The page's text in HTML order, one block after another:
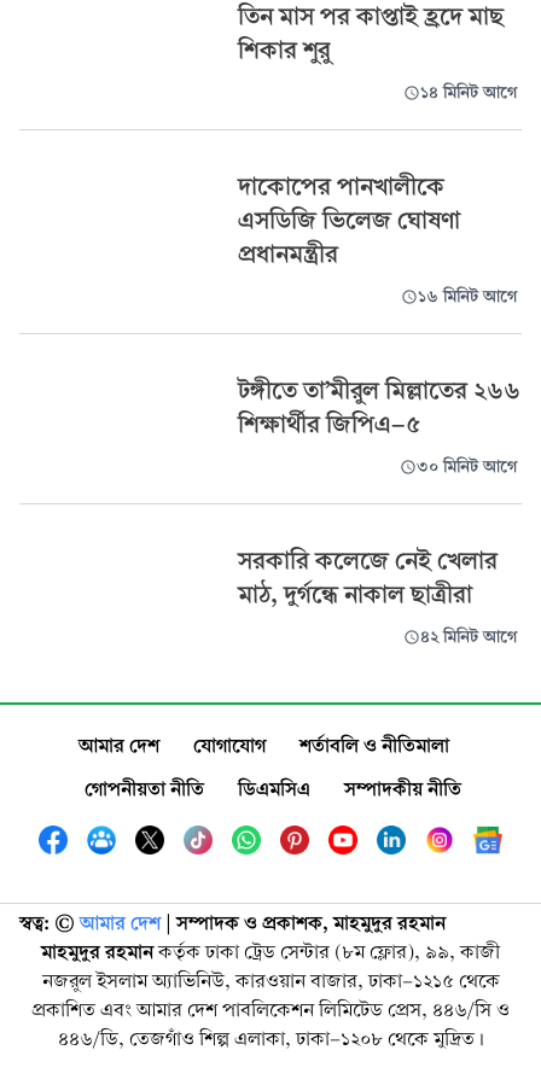
তিন মাস পর কাপ্তাই হ্রদে মাছ
শিকার শুরু
১৪ মিনিট আগে
দাকোপের পানখালীকে
এসডিজি ভিলেজ ঘোষণা
প্রধানমন্ত্রীর
১৬ মিনিট আগে
টঙ্গীতে তা’মীরুল মিল্লাতের ২৬৬
শিক্ষার্থীর জিপিএ-৫
৩০ মিনিট আগে
সরকারি কলেজে নেই খেলার
মাঠ, দুর্গন্ধে নাকাল ছাত্রীরা
৪২ মিনিট আগে
আমার দেশ যোগাযোগ
শর্তাবলি ও নীতিমালা
গোপনীয়তা নীতি
ডিএমসিএ সম্পাদকীয় নীতি
স্বত্ব: ©️ আমার দেশ| সম্পাদক ও প্রকাশক, মাহমুদুর রহমান
মাহমুদুর রহমানকর্তৃক ঢাকা ট্রেড সেন্টার (৮ম ফ্লোর), ৯৯, কাজী
নজরুল ইসলাম অ্যাভিনিউ, কারওয়ান বাজার, ঢাকা-১২১৫ থেকে
প্রকাশিত এবং আমার দেশ পাবলিকেশন লিমিটেড প্রেস, ৪৪৬/সি ও
৪৪৬/ডি, তেজগাঁও শিল্প এলাকা, ঢাকা-১২০৮ থেকে মুদ্রিত।